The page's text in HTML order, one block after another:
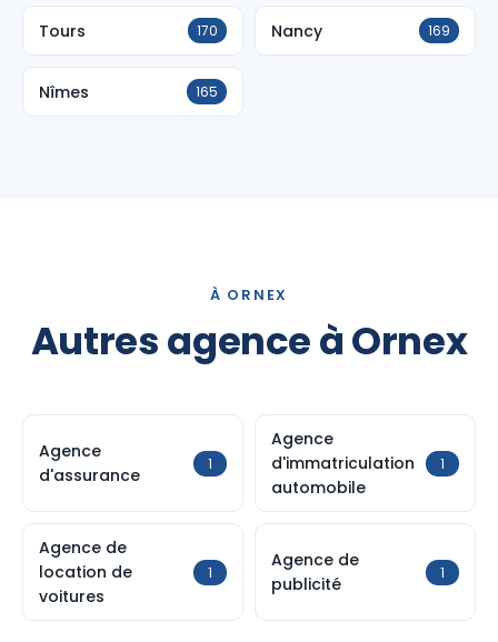
Tours 170 Nancy 169
Nîmes 165
À ORNEX
Autres agence à Ornex
Agence
d'assurance
1
Agence
d'immatriculation
automobile
1
Agence de
location de
voitures
1
Agence de
publicité
1